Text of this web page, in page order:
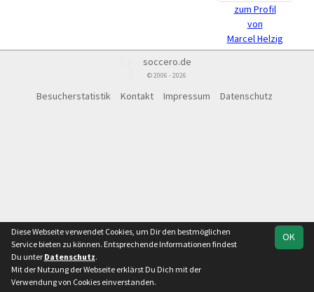
zum Profil
von
Marcel Helzig
soccero.de
© 2006 - 2026
Besucherstatistik Kontakt Impressum Datenschutz
OK
Diese Webseite verwendet Cookies, um Dir den bestmöglichen
Service bieten zu können. Entsprechende Informationen findest
Du unter Datenschutz.
Mit der Nutzung der Webseite erklärst Du Dich mit der
Verwendung von Cookies einverstanden.